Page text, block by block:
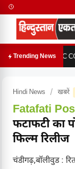
Trending NewsSSC
Hindi News / खबरें
Fatafati
फटाफटी का
फिल्म रिलीज
चंडीगढ़,बॉलीवुड :